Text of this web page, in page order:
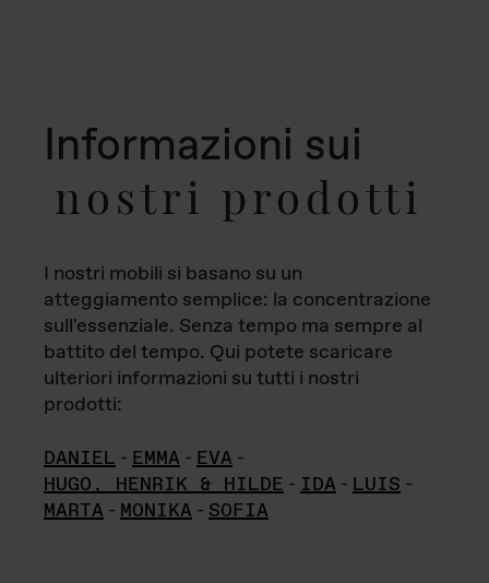
Informazioni sui
nostri prodotti
I nostri mobili si basano su un
atteggiamento semplice: la concentrazione
sull'essenziale. Senza tempo ma sempre al
battito del tempo. Qui potete scaricare
ulteriori informazioni su tutti i nostri
prodotti:
DANIEL - EMMA - EVA -
HUGO, HENRIK & HILDE - IDA - LUIS -
MARTA - MONIKA - SOFIA